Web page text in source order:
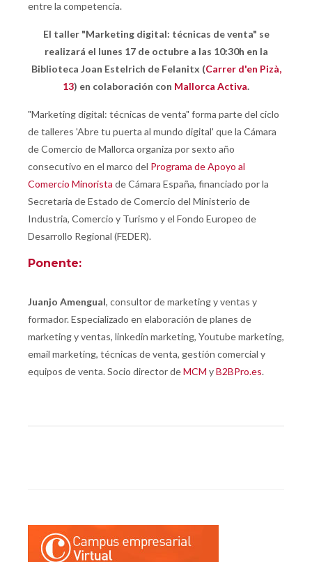
entre la competencia.
El taller "Marketing digital: técnicas de venta" se
realizará el lunes 17 de octubre a las 10:30h en la
Biblioteca Joan Estelrich de Felanitx (Carrer d'en Pizà,
13) en colaboración con Mallorca Activa.
"Marketing digital: técnicas de venta" forma parte del ciclo
de talleres 'Abre tu puerta al mundo digital' que la Cámara
de Comercio de Mallorca organiza por sexto año
consecutivo en el marco del Programa de Apoyo al
Comercio Minorista de Cámara España, financiado por la
Secretaria de Estado de Comercio del Ministerio de
Industria, Comercio y Turismo y el Fondo Europeo de
Desarrollo Regional (FEDER).
Ponente:
Juanjo Amengual, consultor de marketing y ventas y
formador. Especializado en elaboración de planes de
marketing y ventas, linkedin marketing, Youtube marketing,
email marketing, técnicas de venta, gestión comercial y
equipos de venta. Socio director deMCM yB2BPro.es.